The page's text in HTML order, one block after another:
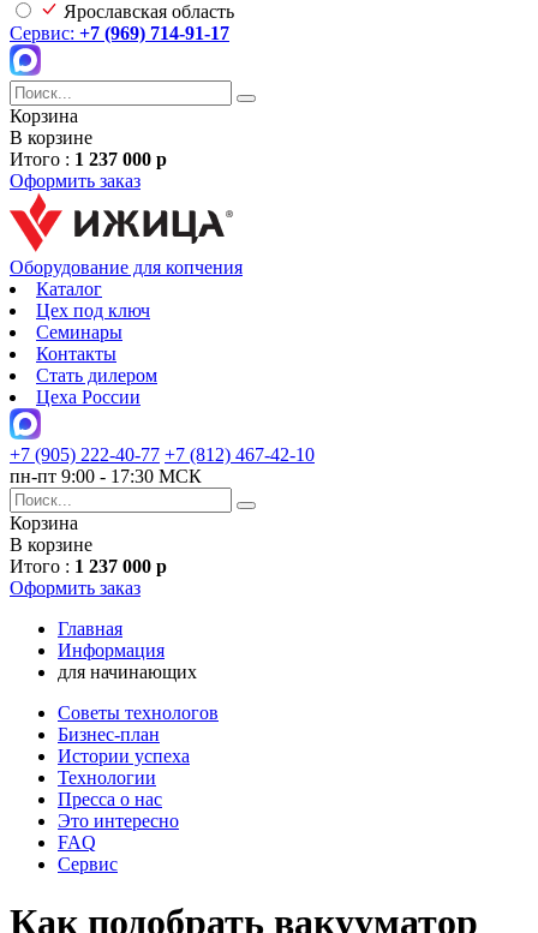
Ярославская область
Сервис: +7 (969) 714-91-17
Корзина
В корзине
Итого : 1 237 000 р
Оформить заказ
Оборудование для копчения
Каталог
Цех под ключ
Семинары
Контакты
Стать дилером
Цеха России
+7 (905) 222-40-77 +7 (812) 467-42-10
пн-пт 9:00 - 17:30 МСК
Корзина
В корзине
Итого : 1 237 000 р
Оформить заказ
Главная
Информация
для начинающих
Советы технологов
Бизнес-план
Истории успеха
Технологии
Пресса о нас
Это интересно
FAQ
Сервис
Как подобрать вакууматор